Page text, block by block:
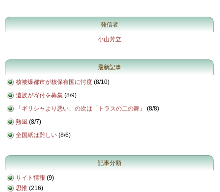
発信者
小山芳立
最新記事
核被爆都市が核保有国に忖度 (8/10)
遺族が寄付を募集 (8/9)
「ギリシャより悪い」の次は「トラスの二の舞」
(8/8)
熱風 (8/7)
全国紙は難しい (8/6)
記事分類
サイト情報 (9)
思惟 (216)